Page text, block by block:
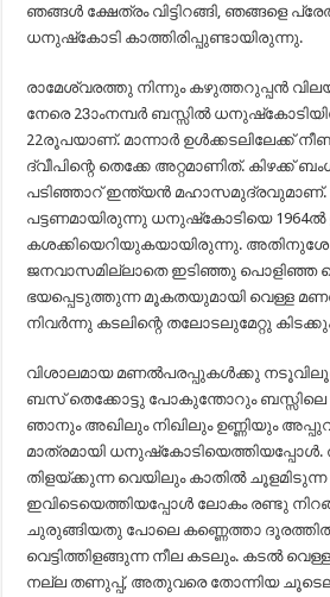
ഞങ്ങൾ ക്ഷേത്രം വിട്ടിറങ്ങി, ഞങ്ങളെ
ധനുഷ്‌കോടി കാത്തിരിപ്പുണ്ടായിരുന്നു.
രാമേശ്വരത്തു നിന്നും കഴുത്തറുപ്പന്‍
നേരെ 23ാംനമ്പര്‍ ബസ്സില്‍
22രൂപയാണ്. മാന്നാര്‍ ഉള്‍ക്കടലിലേക്ക്
ദ്വീപിന്റെ തെക്കേ അറ്റമാണിത്. കിഴക്ക്
പടിഞ്ഞാറ് ഇന്ത്യന്‍
പട്ടണമായിരുന്നു ധനുഷ്‌കോടിയെ 1964ല്‍
കശക്കിയെറിയുകയായിരുന്നു.
ജനവാസമില്ലാതെ ഇടിഞ്ഞു പൊളിഞ്ഞ
ഭയപ്പെടുത്തുന്ന മൂകതയുമായി വെള്ള
നിവര്‍ന്നു കടലിന്റെ തലോടലുമേറ്റു
വിശാലമായ മണല്‍പരപ്പുകള്‍ക്കു
ബസ് തെക്കോട്ടു പോകുന്തോറും
ഞാനും അഖിലും നിഖിലും ഉണ്ണിയും
മാത്രമായി ധനുഷ്‌കോടിയെത്തിയപ്പോള്‍.
തിളയ്ക്കുന്ന വെയിലും കാതില്‍ ചൂളമിടുന്ന
ഇവിടെയെത്തിയപ്പോള്‍ ലോകം രണ്ടു
ചുരുങ്ങിയതു പോലെ കണ്ണെത്താ
വെട്ടിത്തിളങ്ങുന്ന നീല കടലും. കടല്‍
നല്ല തണുപ്പ്, അതുവരെ തോന്നിയ